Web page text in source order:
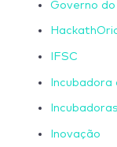
Governo
IFSC
Incubadora
Inovação